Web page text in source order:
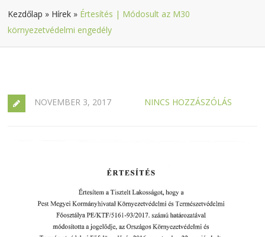
Kezdőlap » Hírek » Értesítés | Módosult az M30
környezetvédelmi engedély
NOVEMBER 3, 2017 NINCS HOZZÁSZÓLÁS